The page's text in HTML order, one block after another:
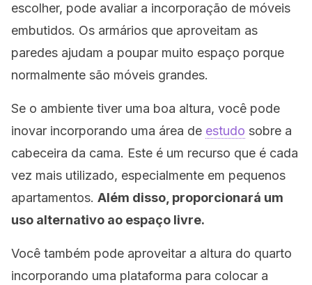
escolher, pode avaliar a incorporação de móveis
embutidos. Os armários que aproveitam as
paredes ajudam a poupar muito espaço porque
normalmente são móveis grandes.
Se o ambiente tiver uma boa altura, você pode
inovar incorporando uma área de estudo sobre a
cabeceira da cama. Este é um recurso que é cada
vez mais utilizado, especialmente em pequenos
apartamentos. Além disso, proporcionará um
uso alternativo ao espaço livre.
Você também pode aproveitar a altura do quarto
incorporando uma plataforma para colocar a